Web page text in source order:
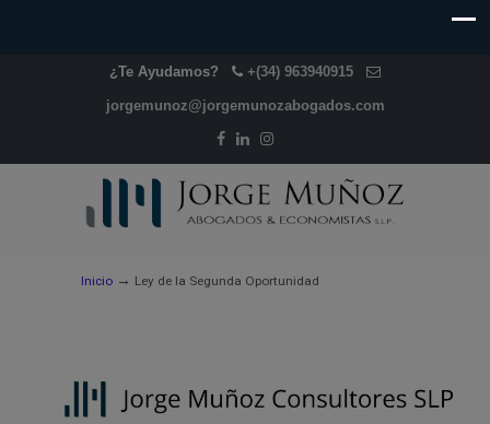
¿Te Ayudamos? +(34) 963940915
jorgemunoz@jorgemunozabogados.com
Inicio → Ley de la Segunda Oportunidad